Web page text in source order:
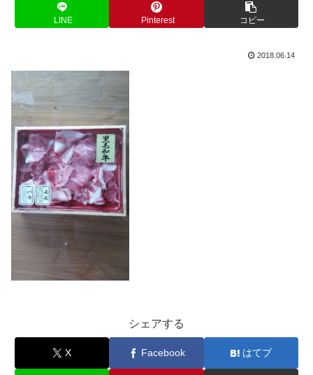
LINE Pinterest コピー
2018.06.14
シェアする
X Facebook はてブ